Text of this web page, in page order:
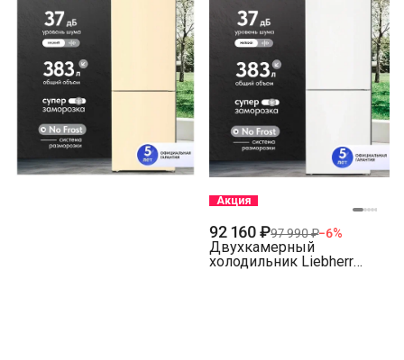
Акция
92 160 ₽97 990 ₽−6%
Двухкамерный
холодильник Liebherr